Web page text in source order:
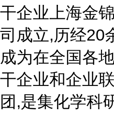
干企业上海金
司成立,历经20
成为在全国各
干企业和企业
团,是集化学科